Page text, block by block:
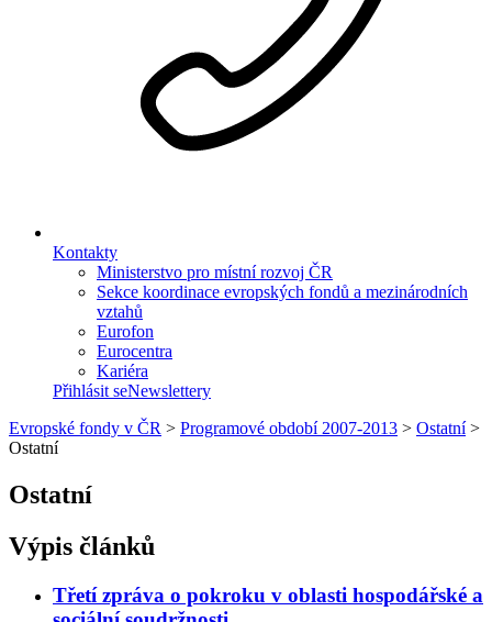
Kontakty
Ministerstvo pro místní rozvoj ČR
Sekce koordinace evropských fondů a mezinárodních
vztahů
Eurofon
Eurocentra
Kariéra
Přihlásit seNewslettery
Evropské fondy v ČR > Programové období 2007-2013 > Ostatní>
Ostatní
Ostatní
Výpis článků
Třetí zpráva o pokroku v oblasti hospodářské a